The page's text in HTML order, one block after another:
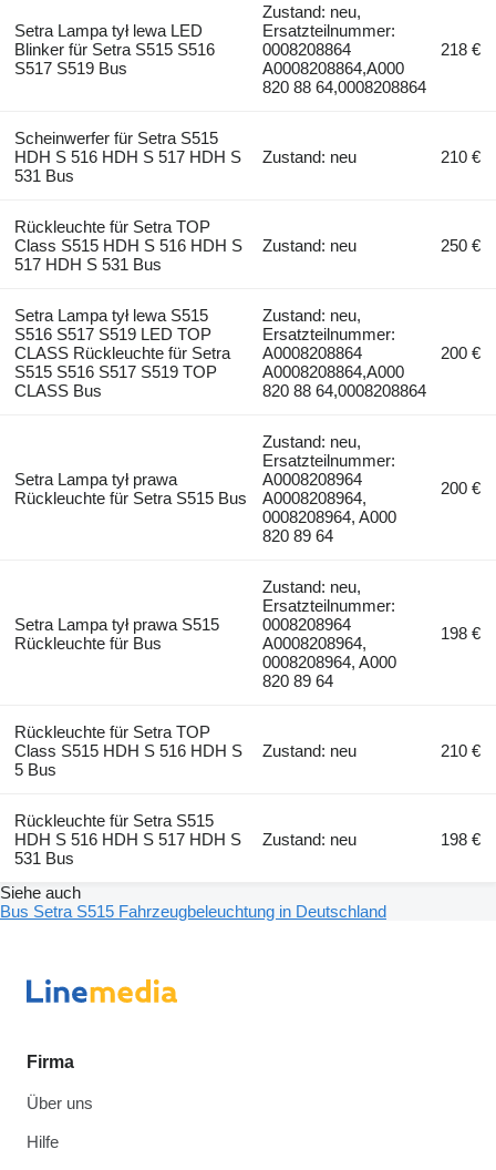
Setra Lampa tył lewa LED
Blinker für Setra S515 S516
S517 S519 Bus
Zustand: neu,
Ersatzteilnummer:
0008208864
A0008208864,A000
820 88 64,0008208864
218 €
Scheinwerfer für Setra S515
HDH S 516 HDH S 517 HDH S
531 Bus
Zustand: neu 210 €
Rückleuchte für Setra TOP
Class S515 HDH S 516 HDH S
517 HDH S 531 Bus
Zustand: neu 250 €
Setra Lampa tył lewa S515
S516 S517 S519 LED TOP
CLASS Rückleuchte für Setra
S515 S516 S517 S519 TOP
CLASS Bus
Zustand: neu,
Ersatzteilnummer:
A0008208864
A0008208864,A000
820 88 64,0008208864
200 €
Setra Lampa tył prawa
Rückleuchte für Setra S515 Bus
Zustand: neu,
Ersatzteilnummer:
A0008208964
A0008208964,
0008208964, A000
820 89 64
200 €
Setra Lampa tył prawa S515
Rückleuchte für Bus
Zustand: neu,
Ersatzteilnummer:
0008208964
A0008208964,
0008208964, A000
820 89 64
198 €
Rückleuchte für Setra TOP
Class S515 HDH S 516 HDH S
5 Bus
Zustand: neu 210 €
Rückleuchte für Setra S515
HDH S 516 HDH S 517 HDH S
531 Bus
Zustand: neu 198 €
Siehe auch
Bus Setra S515 Fahrzeugbeleuchtung in Deutschland
Firma
Über uns
Hilfe